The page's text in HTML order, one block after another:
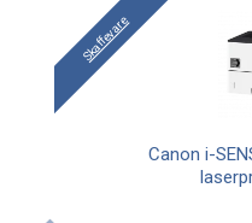
Skaffevare
Canon i-